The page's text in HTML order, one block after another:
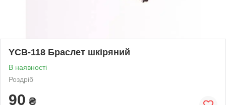
YCB-118 Браслет шкіряний
В наявності
Роздріб
90 ₴